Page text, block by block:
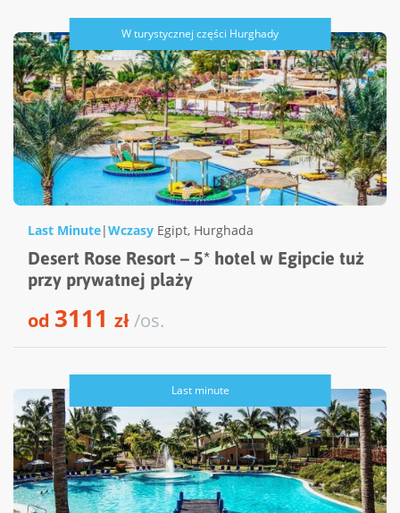
W turystycznej części Hurghady
Last Minute|Wczasy Egipt, Hurghada
Desert Rose Resort – 5* hotel w Egipcie tuż
przy prywatnej plaży
od 3111 zł/os.
Last minute